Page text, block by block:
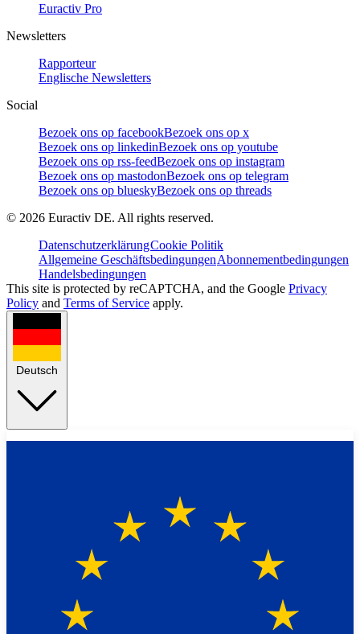
Euractiv Pro
Newsletters
Rapporteur
Englische Newsletters
Social
Bezoek ons op facebookBezoek ons op x
Bezoek ons op linkedinBezoek ons op youtube
Bezoek ons op rss-feedBezoek ons op instagram
Bezoek ons op mastodonBezoek ons op telegram
Bezoek ons op blueskyBezoek ons op threads
© 2026 Euractiv DE. All rights reserved.
DatenschutzerklärungCookie Politik
Allgemeine GeschäftsbedingungenAbonnementbedingungen
Handelsbedingungen
This site is protected by reCAPTCHA, and the Google Privacy
Policy and Terms of Service apply.
Deutsch